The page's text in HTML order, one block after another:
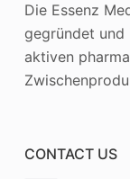
Die Essenz
gegründet und
aktiven
CONTACT US